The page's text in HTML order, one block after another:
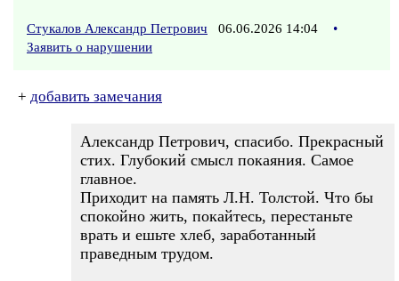
Стукалов Александр Петрович 06.06.2026 14:04
•
Заявить о нарушении
+ добавить замечания
Александр Петрович, спасибо. Прекрасный
стих. Глубокий смысл покаяния. Самое
главное.
Приходит на память Л.Н. Толстой. Что бы
спокойно жить, покайтесь, перестаньте
врать и ешьте хлеб, заработанный
праведным трудом.